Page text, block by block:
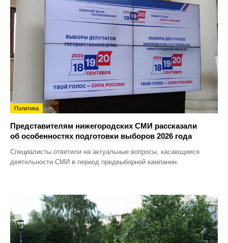
Политика
Представителям нижегородских СМИ рассказали
об особенностях подготовки выборов 2026 года
Специалисты ответили на актуальные вопросы, касающиеся
деятельности СМИ в период предвыборной кампании.